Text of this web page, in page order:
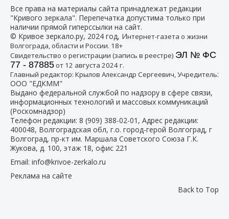
Все права на материалы сайта принадлежат редакции
"Кривого зеркала". Перепечатка допустима только при
наличии прямой гиперссылки на сайт.
© Кривое зеркало.ру, 2024 год, Интернет-газета о жизни
Волгограда, области и России. 18+
Свидетельство о регистрации (запись в реестре) ЭЛ № ФС
77 - 87885от 12 августа 2024 г.
Главный редактор: Крылов Александр Сергеевич, Учредитель:
ООО "ЕДКММ"
Выдано федеральной службой по надзору в сфере связи,
информационных технологий и массовых коммуникаций
(Роскомнадзор)
Телефон редакции: 8 (909) 388-02-01 , Адрес редакции:
400048, Волгоградская обл, г.о. город-герой Волгоград, г
Волгоград, пр-кт им. Маршала Советского Союза Г.К.
Жукова, д. 100, этаж 18, офис 221
Email: info@krivoe-zerkalo.ru
Реклама на сайте
Back to Top